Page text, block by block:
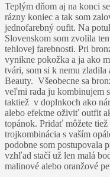
Teplým dňom aj na konci
rázny koniec a tak som
jednofarebný oufit. Na
Slovenskom som zvolila
tehlovej farebnosti. Pri
vynikne pokožka a ja ako
tvári, som si k nemu zladila
Beauty. Všeobecne sa
veľmi rada ju kombinujem
taktiež v doplnkoch ako
alebo efektne oživiť outfit
topánok. Pridať môžete
trojkombinácia s vaším
podobne som postupovala
vzhľad stačí už len malá
malinové alebo oranžové